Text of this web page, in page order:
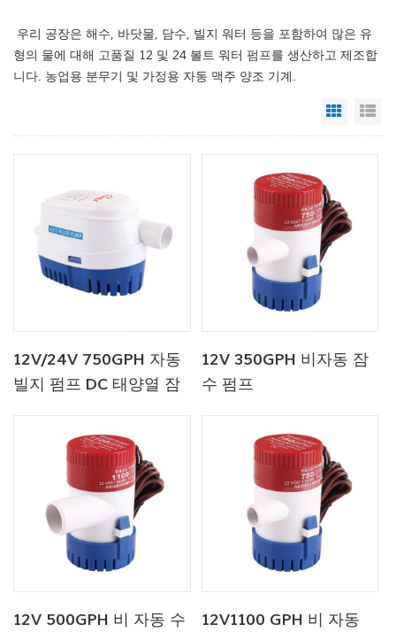
우리 공장은 해수, 바닷물, 담수, 빌지 워터 등을 포함하여 많은 유
형의 물에 대해 고품질 12 및 24 볼트 워터 펌프를 생산하고 제조합
니다. 농업용 분무기 및 가정용 자동 맥주 양조 기계.
Grid
12V/24V 750GPH 자동
빌지 펌프 DC 태양열 잠
12V 350GPH 비자동 잠
수 펌프
12V 500GPH 비 자동 수
12V1100 GPH 비 자동